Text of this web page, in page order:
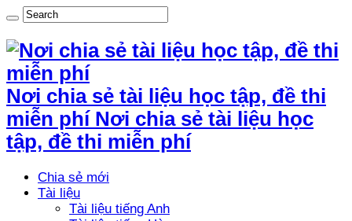
Nơi chia sẻ tài liệu học tập, đề thi
miễn phí Nơi chia sẻ tài liệu học
tập, đề thi miễn phí
Chia sẻ mới
Tài liệu
Tài liệu tiếng Anh